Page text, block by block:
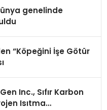
genelinde
“Köpeğini İşe Götür
Inc., Sıfır Karbon
Isıtma